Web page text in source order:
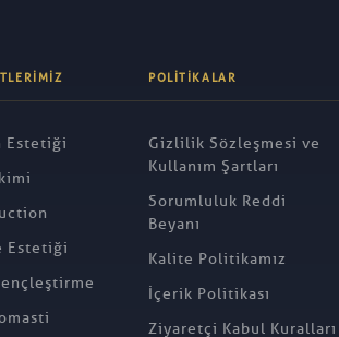
Estetiği
Estetiği
POLITIKALAR
Gizlilik Sözleşmesi ve
Kullanım Şartları
Sorumluluk Reddi
Beyanı
Kalite Politikamız
İçerik Politikası
Ziyaretçi Kabul Kuralları